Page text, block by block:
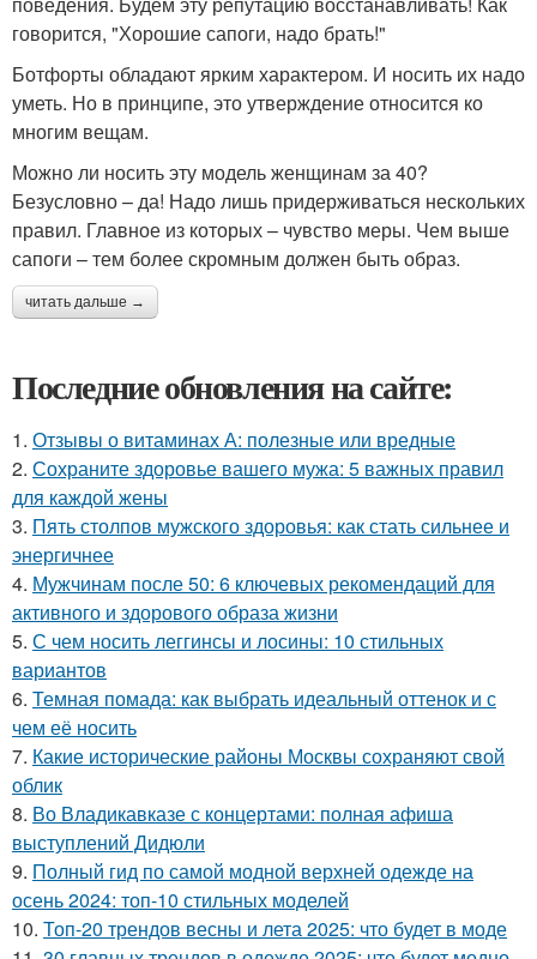
говорится, "Хорошие сапоги, надо брать!"
Ботфорты обладают ярким характером. И носить их надо
уметь. Но в принципе, это утверждение относится ко
многим вещам.
Можно ли носить эту модель женщинам за 40?
Безусловно – да! Надо лишь придерживаться нескольких
правил. Главное из которых – чувство меры. Чем выше
сапоги – тем более скромным должен быть образ.
читать дальше →
Последние обновления на сайте:
1. Отзывы о витаминах А: полезные или вредные
2. Сохраните здоровье вашего мужа: 5 важных правил
для каждой жены
3. Пять столпов мужского здоровья: как стать сильнее и
энергичнее
4. Мужчинам после 50: 6 ключевых рекомендаций для
активного и здорового образа жизни
5. С чем носить леггинсы и лосины: 10 стильных
вариантов
6. Темная помада: как выбрать идеальный оттенок и с
чем её носить
7. Какие исторические районы Москвы сохраняют свой
облик
8. Во Владикавказе с концертами: полная афиша
выступлений Дидюли
9. Полный гид по самой модной верхней одежде на
осень 2024: топ-10 стильных моделей
10. Топ-20 трендов весны и лета 2025: что будет в моде